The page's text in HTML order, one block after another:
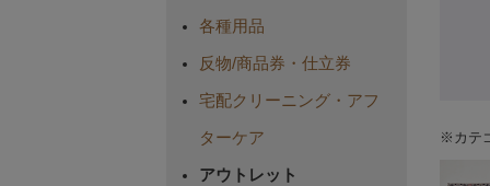
※カテ
各種用品
反物/商品券・仕立券
宅配クリーニング・アフ
ターケア
アウトレット